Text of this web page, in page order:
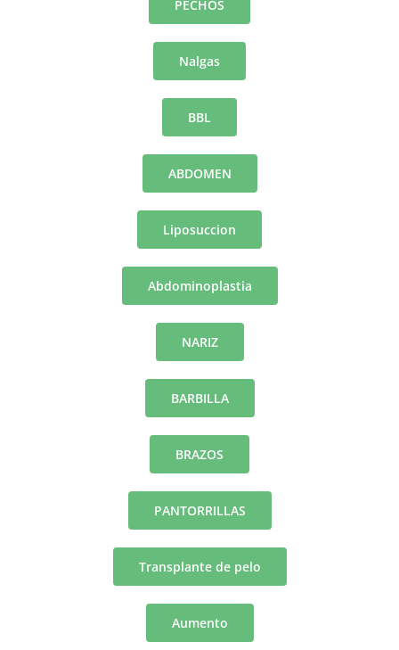
PECHOS
Nalgas
BBL
ABDOMEN
Liposuccion
Abdominoplastia
NARIZ
BARBILLA
BRAZOS
PANTORRILLAS
Transplante de pelo
Aumento